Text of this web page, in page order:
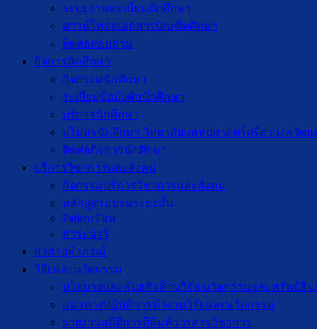
ระบบงานทะเบียนนักศึกษา
ดาวน์โหลดเอกสารบัณฑิตศึกษา
ติดต่อสอบถาม
กิจการนักศึกษา
กิจกรรมนักศึกษา
ระเบียบข้อบังคับนักศึกษา
บริการนักศึกษา
สโมสรนักศึกษา วิทยาลัยแพทยศาสตร์ศรีสวางควัฒน
ติดต่อกิจการนักศึกษา
บริการวิชาการและสังคม
กิจกรรมบริการวิชาการและสังคม
หลักสูตรอบรมระยะสั้น
Patient First
สาระน่ารู้
อาสาจุฬาภรณ์
วิจัยและนวัตกรรม
นโยบายและพันธกิจด้านวิจัย นวัตกรรมและทรัพย์สิ
แนวทางปฏิบัติการทำงานวิจัยและนวัตกรรม
รายงานสถิติการตีพิมพ์วารสารวิชาการ